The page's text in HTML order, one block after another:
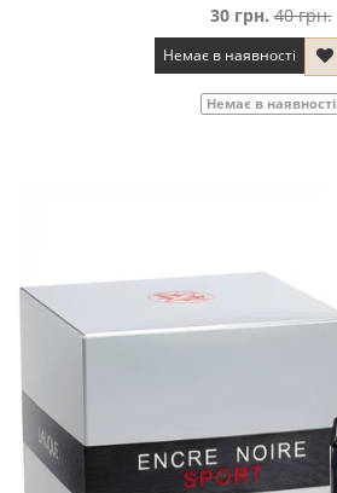
30 грн. 40 грн.
Немає в наявності
Немає в наявності